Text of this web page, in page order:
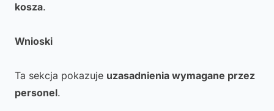
kosza.
Wnioski
Ta sekcja pokazuje uzasadnienia wymagane przez
personel.